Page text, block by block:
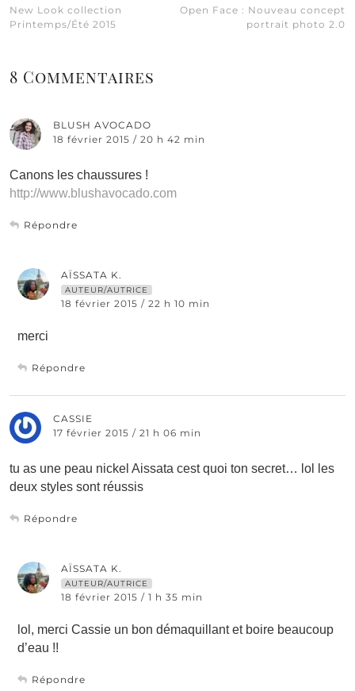
New Look collection
Printemps/Été 2015
Open Face : Nouveau concept
portrait photo 2.0
8 Commentaires
BLUSH AVOCADO
18 février 2015 / 20 h 42 min
Canons les chaussures !
http://www.blushavocado.com
Répondre
AÏSSATA K.
AUTEUR/AUTRICE
18 février 2015 / 22 h 10 min
merci
Répondre
CASSIE
17 février 2015 / 21 h 06 min
tu as une peau nickel Aissata cest quoi ton secret… lol les
deux styles sont réussis
Répondre
AÏSSATA K.
AUTEUR/AUTRICE
18 février 2015 / 1 h 35 min
lol, merci Cassie un bon démaquillant et boire beaucoup
d’eau !!
Répondre